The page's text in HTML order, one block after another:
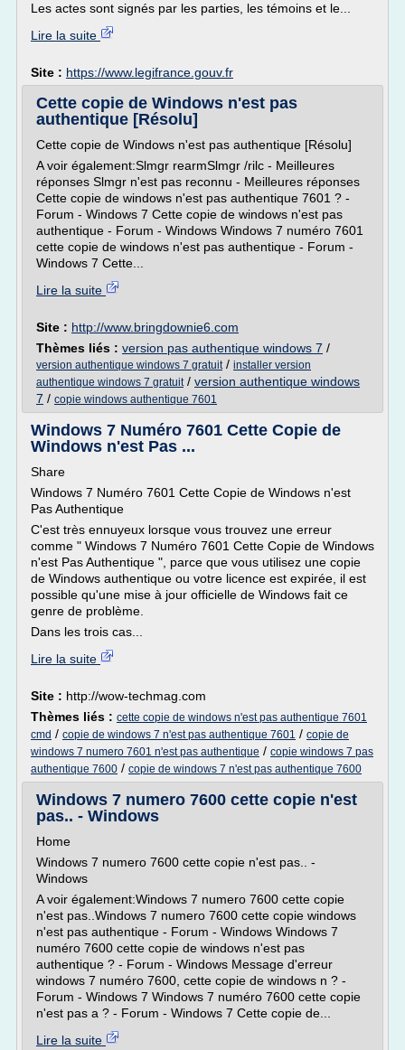
Les actes sont signés par les parties, les témoins et le...
Lire la suite
Site : https://www.legifrance.gouv.fr
Cette copie de Windows n'est pas
authentique [Résolu]
Cette copie de Windows n'est pas authentique [Résolu]
A voir également:Slmgr rearmSlmgr /rilc - Meilleures
réponses Slmgr n'est pas reconnu - Meilleures réponses
Cette copie de windows n'est pas authentique 7601 ? -
Forum - Windows 7 Cette copie de windows n'est pas
authentique - Forum - Windows Windows 7 numéro 7601
cette copie de windows n'est pas authentique - Forum -
Windows 7 Cette...
Lire la suite
Site : http://www.bringdownie6.com
Thèmes liés : version pas authentique windows 7 /
version authentique windows 7 gratuit/ installer version
authentique windows 7 gratuit/ version authentique windows
7 / copie windows authentique 7601
Windows 7 Numéro 7601 Cette Copie de
Windows n'est Pas ...
Share
Windows 7 Numéro 7601 Cette Copie de Windows n'est
Pas Authentique
C'est très ennuyeux lorsque vous trouvez une erreur
comme " Windows 7 Numéro 7601 Cette Copie de Windows
n'est Pas Authentique ", parce que vous utilisez une copie
de Windows authentique ou votre licence est expirée, il est
possible qu'une mise à jour officielle de Windows fait ce
genre de problème.
Dans les trois cas...
Lire la suite
Site : http://wow-techmag.com
Thèmes liés : cette copie de windows n'est pas authentique 7601
cmd / copie de windows 7 n'est pas authentique 7601 / copie de
windows 7 numero 7601 n'est pas authentique / copie windows 7 pas
authentique 7600 / copie de windows 7 n'est pas authentique 7600
Windows 7 numero 7600 cette copie n'est
pas.. - Windows
Home
Windows 7 numero 7600 cette copie n'est pas.. -
Windows
A voir également:Windows 7 numero 7600 cette copie
n'est pas..Windows 7 numero 7600 cette copie windows
n'est pas authentique - Forum - Windows Windows 7
numéro 7600 cette copie de windows n'est pas
authentique ? - Forum - Windows Message d'erreur
windows 7 numéro 7600, cette copie de windows n ? -
Forum - Windows 7 Windows 7 numéro 7600 cette copie
n'est pas a ? - Forum - Windows 7 Cette copie de...
Lire la suite